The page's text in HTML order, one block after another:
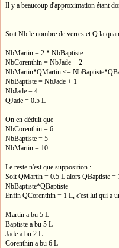
Il y a beaucoup d'approximation étant
Soit Nb le nombre de verres et Q la
NbMartin = 2 * NbBaptiste
NbCorenthin = NbJade + 2
NbMartin*QMartin <=
NbBaptiste = NbJade + 1
NbJade = 4
QJade = 0.5 L
On en déduit que
NbCorenthin = 6
NbBaptiste = 5
NbMartin = 10
Le reste n'est que supposition :
Soit QMartin = 0.5 L alors QBaptiste
NbBaptiste*QBaptiste
Enfin QCorenthin = 1 L, c'est lui qui a
Martin a bu 5 L
Baptiste a bu 5 L
Jade a bu 2 L
Corenthin a bu 6 L